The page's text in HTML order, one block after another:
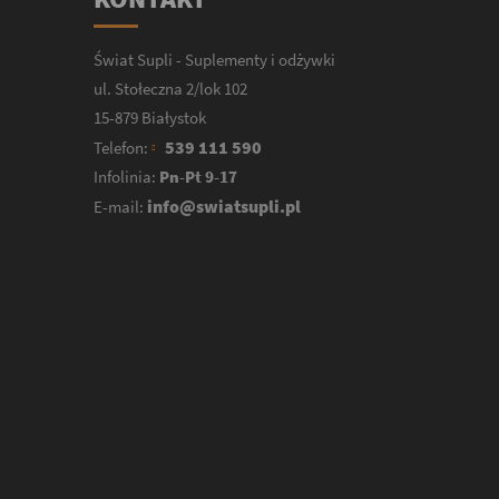
Świat Supli - Suplementy i odżywki
ul. Stołeczna 2/lok 102
15-879 Białystok
Telefon:
539 111 590
Infolinia: Pn-Pt 9-17
E-mail: info@swiatsupli.pl